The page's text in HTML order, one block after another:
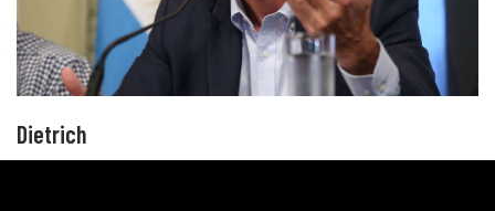
Dietrich